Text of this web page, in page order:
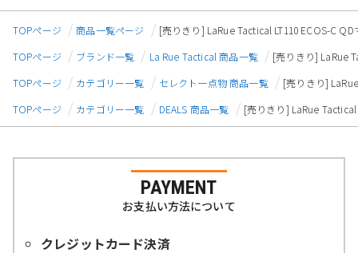
TOPページ 商品一覧ページ
[売りきり] LaRue Tactical LT110 ECOS-C QD
TOPページ
ブランド一覧 La Rue Tactical 商品一覧
[売りきり] LaRue
TOPページ
カテゴリー一覧 セレクト一点物 商品一覧
[売りきり]
TOPページ
カテゴリー一覧 DEALS 商品一覧 [売りきり] LaRue Tactical
PAYMENT
お支払い方法について
クレジットカード決済